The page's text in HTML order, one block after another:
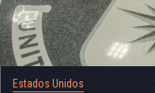
Estados Unidos